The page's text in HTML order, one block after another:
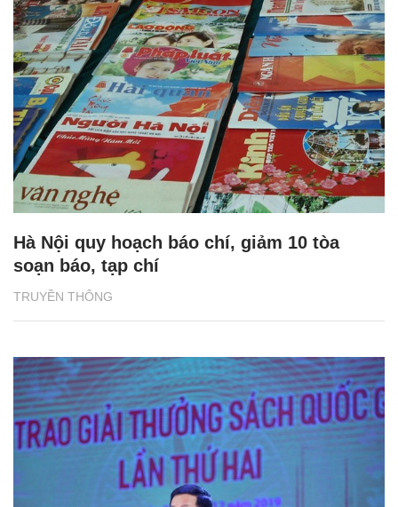
TRUYỀN THÔNG
Hà Nội quy hoạch báo chí, giảm 10 tòa
soạn báo, tạp chí